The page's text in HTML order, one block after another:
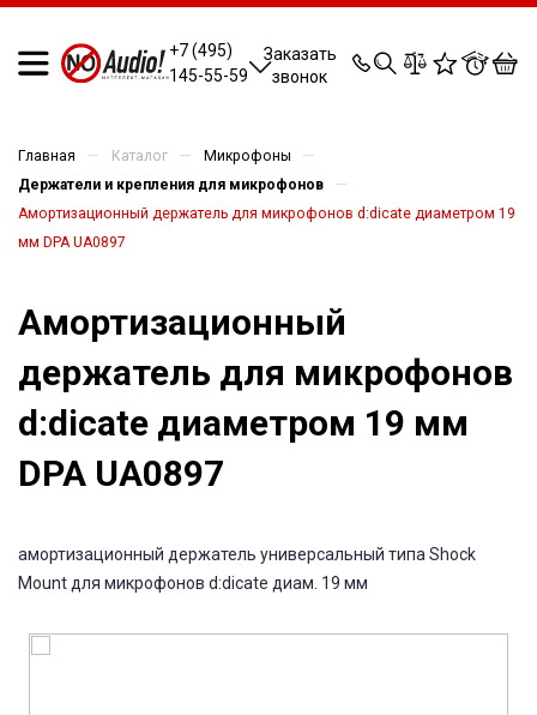
+7 (495)
145-55-59
Заказать
звонок
0 0 0 0
Главная — Каталог — Микрофоны —
Держатели и крепления для микрофонов —
Амортизационный держатель для микрофонов d:dicate диаметром 19
мм DPA UA0897
Амортизационный
держатель для микрофонов
d:dicate диаметром 19 мм
DPA UA0897
амортизационный держатель универсальный типа Shock
Mount для микрофонов d:dicate диам. 19 мм